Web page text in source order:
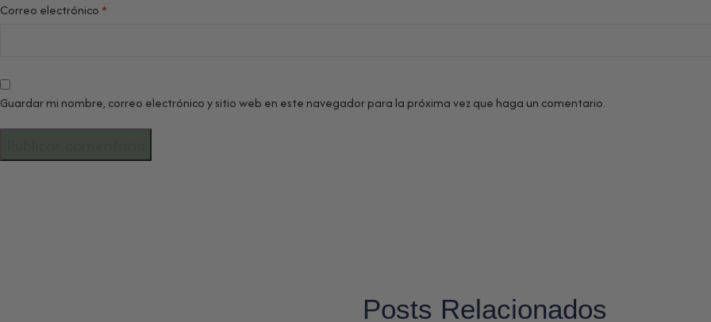
Correo electrónico*
Guardar mi nombre, correo electrónico y sitio web en este navegador para la próxima vez que haga un comentario.
Posts Relacionados